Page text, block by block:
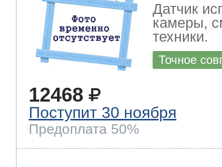
Датчик
камеры,
техники.
Точное
12468
Поступит 30 ноября
Предоплата 50%